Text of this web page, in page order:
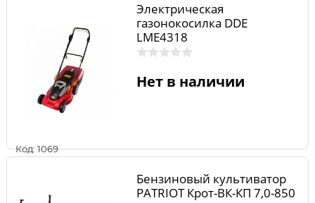
Код: 1069
Электрическая
газонокосилка DDE
LME4318
Нет в наличии
Бензиновый культиватор
PATRIOT Крот-ВК-КП 7,0-850